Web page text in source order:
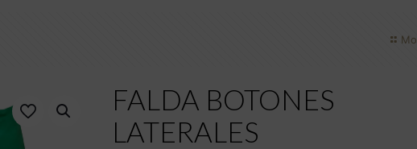
FALDA BOTONES
LATERALES